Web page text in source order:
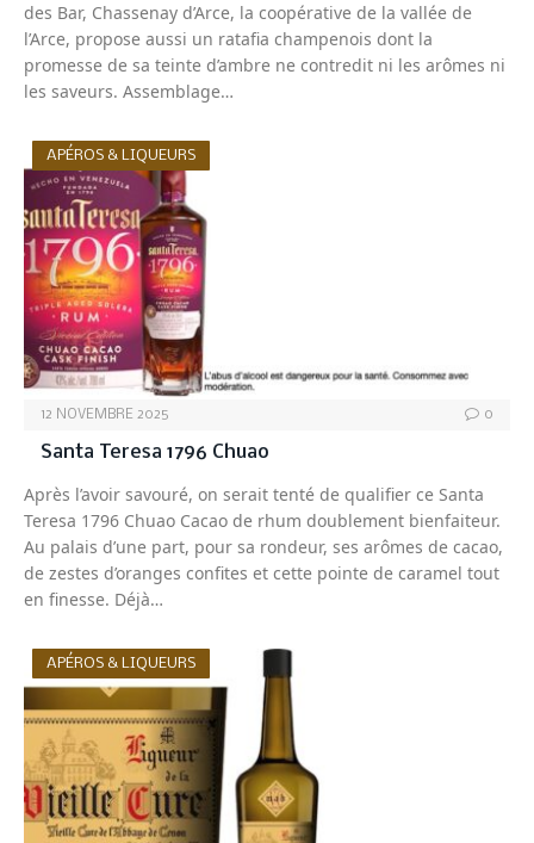
des Bar, Chassenay d’Arce, la coopérative de la vallée de
l’Arce, propose aussi un ratafia champenois dont la
promesse de sa teinte d’ambre ne contredit ni les arômes ni
les saveurs. Assemblage…
APÉROS & LIQUEURS
12 NOVEMBRE 2025 0
Santa Teresa 1796 Chuao
Après l’avoir savouré, on serait tenté de qualifier ce Santa
Teresa 1796 Chuao Cacao de rhum doublement bienfaiteur.
Au palais d’une part, pour sa rondeur, ses arômes de cacao,
de zestes d’oranges confites et cette pointe de caramel tout
en finesse. Déjà…
APÉROS & LIQUEURS